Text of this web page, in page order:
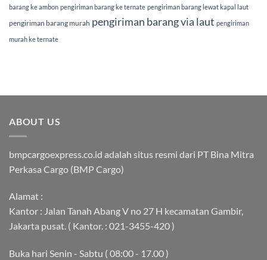
barang ke ambon pengiriman barang ke ternate pengiriman barang lewat kapal laut
pengiriman barang murah pengiriman barang via laut pengiriman
murah ke ternate
ABOUT US
bmpcargoexpress.co.id adalah situs resmi dari PT Bina Mitra
Perkasa Cargo (BMP Cargo)
Alamat :
Kantor : Jalan Tanah Abang V no 27 H kecamatan Gambir,
Jakarta pusat. ( Kantor. : 021-3455-420 )
Buka hari Senin - Sabtu ( 08:00 - 17.00 )